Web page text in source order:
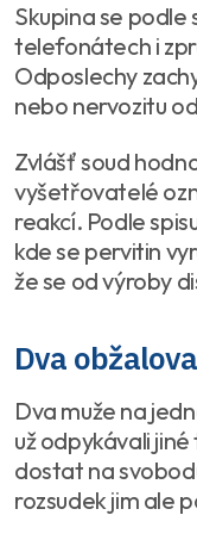
Skupina se
telefonátech i
Odposlechy
nebo nervozitu
Zvlášť soud
vyšetřovatelé
reakcí. Podle
kde se pervitin
že se od výroby
Dva
Dva muže na
už odpykávali
dostat na
rozsudek jim ale